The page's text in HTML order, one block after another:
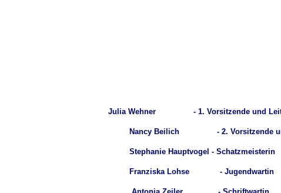
Julia Wehner - 1. Vorsitzende und
Nancy Beilich - 2. Vorsitzende und Leiterin
Stephanie Hauptvogel - Schatzmeisterin
Franziska Lohse - Jugendwartin